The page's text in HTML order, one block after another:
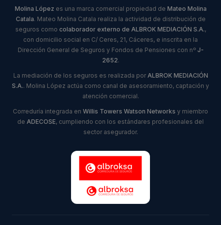
Molina López es una marca comercial propiedad de Mateo Molina
Catala. Mateo Molina Catala realiza la actividad de distribución de
seguros como colaborador externo de ALBROK MEDIACIÓN S.A.,
con domicilio social en C/ Ceres, 21, Cáceres, e inscrita en la
Dirección General de Seguros y Fondos de Pensiones con nº J-
2652.
La mediación de los seguros es realizada por ALBROK MEDIACIÓN
S.A.. Molina López actúa como canal de asesoramiento, captación y
atención comercial.
Correduría integrada en Willis Towers Watson Networks y miembro
de ADECOSE, cumpliendo con los estándares profesionales del
sector asegurador.